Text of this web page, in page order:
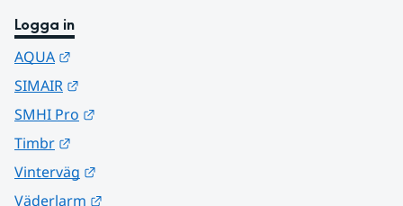
Logga in
AQUA
SIMAIR
SMHI Pro
Timbr
Vinterväg
Väderlarm